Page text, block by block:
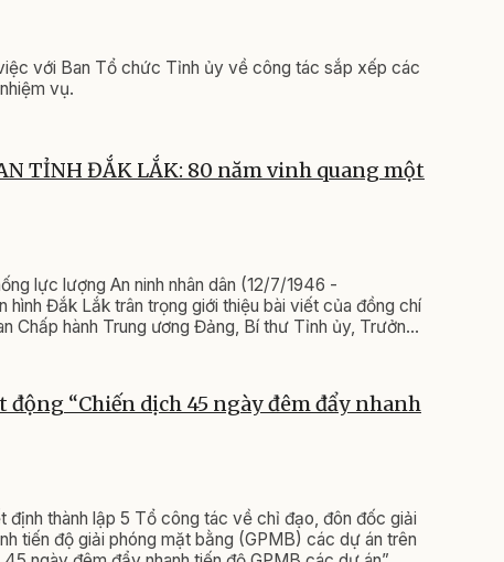
với Ban Tổ chức Tỉnh ủy về công tác sắp xếp các
vụ.
TỈNH ĐẮK LẮK: 80 năm vinh quang một
lực lượng An ninh nhân dân (12/7/1946 -
hình Đắk Lắk trân trọng giới thiệu bài viết của đồng chí
Chấp hành Trung ương Đảng, Bí thư Tỉnh ủy, Trưởng
động “Chiến dịch 45 ngày đêm đẩy nhanh
thành lập 5 Tổ công tác về chỉ đạo, đôn đốc giải
tiến độ giải phóng mặt bằng (GPMB) các dự án trên